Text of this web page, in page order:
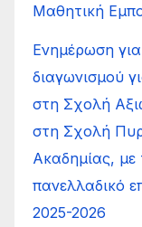
Μαθητική
Ενημέρωση
διαγωνισμού
στη Σχολή
στη Σχολή
Ακαδημίας,
πανελλαδικό
2025-2026